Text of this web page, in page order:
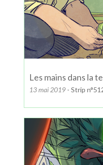
Les mains dans la
13 mai 2019 - Strip